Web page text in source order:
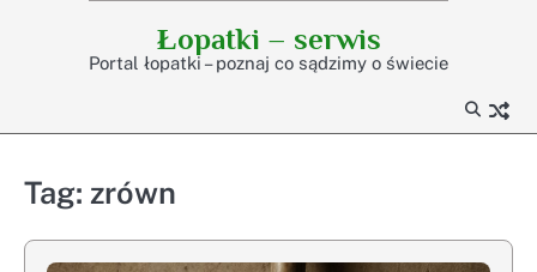
Łopatki – serwis
Portal łopatki – poznaj co sądzimy o świecie
Tag: zrówn